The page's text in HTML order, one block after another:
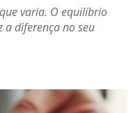
varia. O equilíbrio
diferença no seu